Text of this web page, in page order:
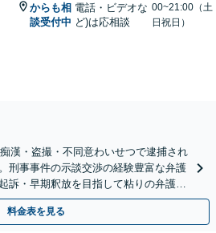
からも相
談受付中
電話・ビデオな
ど)は応相談
00~21:00（土
日祝日）
漢・盗撮・不同意わいせつで逮捕され
刑事事件の示談交渉の経験豊富な弁護
訴・早期釈放を目指して粘りの弁護活
料金表を見る